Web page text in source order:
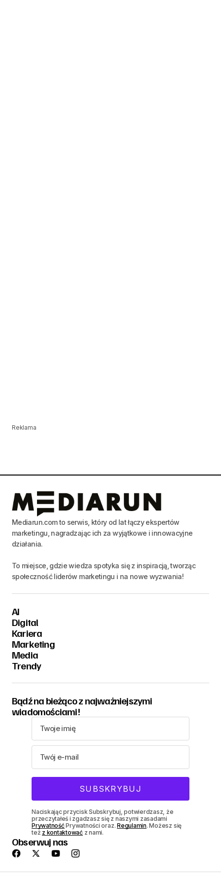
Reklama
Mediarun.com to serwis, który od lat łączy ekspertów
marketingu, nagradzając ich za wyjątkowe i innowacyjne
działania.
To miejsce, gdzie wiedza spotyka się z inspiracją, tworząc
społeczność liderów marketingu i na nowe wyzwania!
AI
Digital
Kariera
Marketing
Media
Trendy
Bądź na bieżąco z najważniejszymi
wiadomościami!
Naciskając przycisk Subskrybuj, potwierdzasz, że
przeczytałeś i zgadzasz się z naszymi zasadami
PrywatnośćPrywatności oraz.Regulamin. Możesz się
też z kontaktowaćz nami.
Obserwuj nas